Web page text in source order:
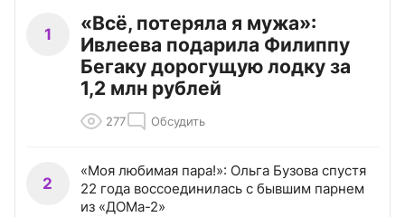
1
«Всё, потеряла я мужа»:
Ивлеева подарила Филиппу
Бегаку дорогущую лодку за
1,2 млн рублей
277 Обсудить
2
«Моя любимая пара!»: Ольга Бузова спустя
22 года воссоединилась с бывшим парнем
из «ДОМа-2»